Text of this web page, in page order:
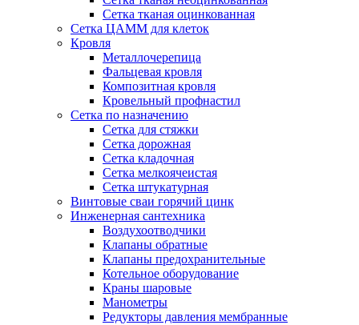
Сетка тканая оцинкованная
Сетка ЦАММ для клеток
Кровля
Металлочерепица
Фальцевая кровля
Композитная кровля
Кровельный профнастил
Сетка по назначению
Сетка для стяжки
Сетка дорожная
Сетка кладочная
Сетка мелкоячеистая
Сетка штукатурная
Винтовые сваи горячий цинк
Инженерная сантехника
Воздухоотводчики
Клапаны обратные
Клапаны предохранительные
Котельное оборудование
Краны шаровые
Манометры
Редукторы давления мембранные